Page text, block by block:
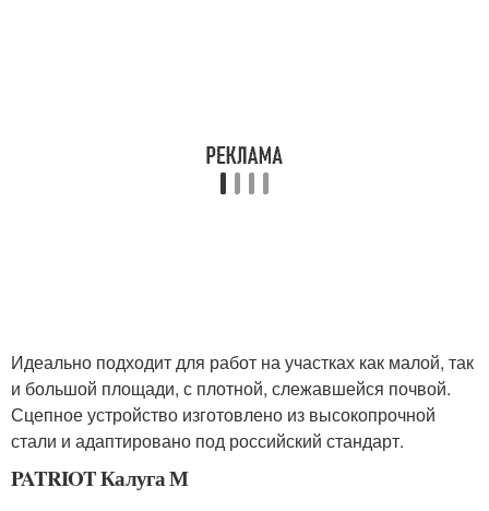
Идеально подходит для работ на участках как малой, так
и большой площади, с плотной, слежавшейся почвой.
Сцепное устройство изготовлено из высокопрочной
стали и адаптировано под российский стандарт.
PATRIOT Калуга М